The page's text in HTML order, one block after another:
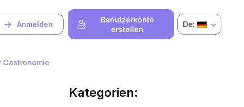
Anmelden
Benutzerkonto
erstellen
De:
Kategorien: